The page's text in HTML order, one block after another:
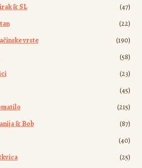
& SL
(47)
(22)
vrste
(190)
(58)
(23)
(45)
(215)
& Bob
(87)
(40)
(25)